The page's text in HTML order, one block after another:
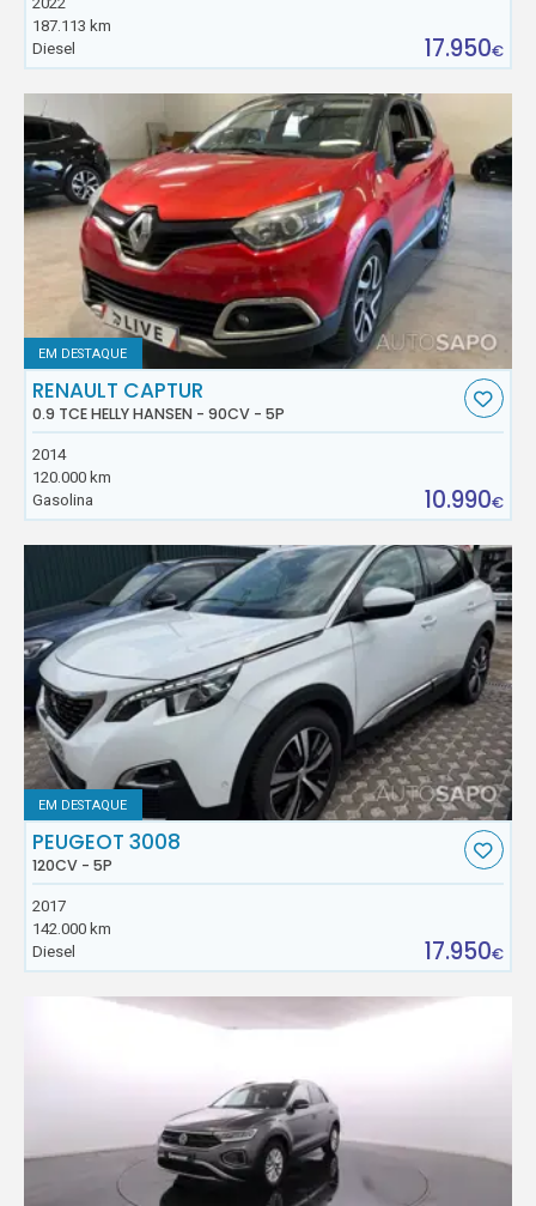
187.113 km
Diesel
17.950€
EM DESTAQUE
RENAULT CAPTUR
0.9 TCE HELLY HANSEN - 90CV - 5P
2014
120.000 km
Gasolina
10.990€
EM DESTAQUE
PEUGEOT 3008
120CV - 5P
2017
142.000 km
Diesel
17.950€